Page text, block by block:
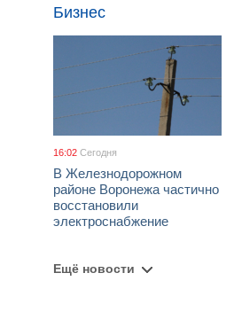
Бизнес
16:02 Сегодня
В Железнодорожном
районе Воронежа частично
восстановили
электроснабжение
Ещё новости